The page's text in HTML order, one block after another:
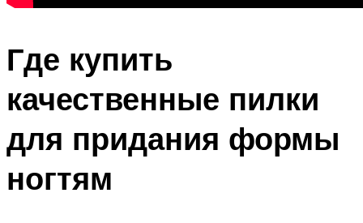
Где купить
качественные пилки
для придания формы
ногтям